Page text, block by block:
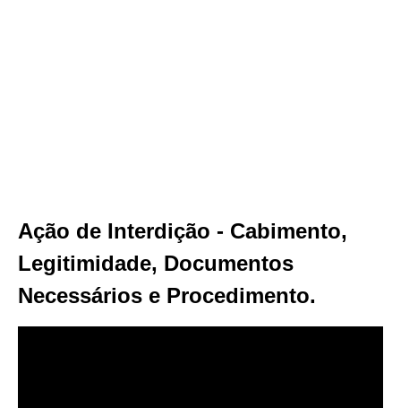
Ação de Interdição - Cabimento,
Legitimidade, Documentos
Necessários e Procedimento.